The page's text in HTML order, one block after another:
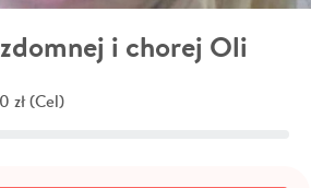
i chorej Oli
zł (Cel)